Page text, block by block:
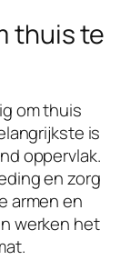
thuis te
om thuis
is
oppervlak.
en zorg
armen en
werken het